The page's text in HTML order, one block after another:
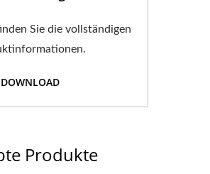
Sie die vollständigen
DOWNLOAD
Produkte